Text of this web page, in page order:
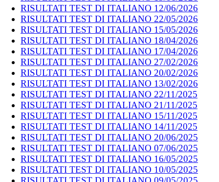
RISULTATI TEST DI ITALIANO 12/06/2026
RISULTATI TEST DI ITALIANO 22/05/2026
RISULTATI TEST DI ITALIANO 15/05/2026
RISULTATI TEST DI ITALIANO 18/04/2026
RISULTATI TEST DI ITALIANO 17/04/2026
RISULTATI TEST DI ITALIANO 27/02/2026
RISULTATI TEST DI ITALIANO 20/02/2026
RISULTATI TEST DI ITALIANO 13/02/2026
RISULTATI TEST DI ITALIANO 22/11/2025
RISULTATI TEST DI ITALIANO 21/11/2025
RISULTATI TEST DI ITALIANO 15/11/2025
RISULTATI TEST DI ITALIANO 14/11/2025
RISULTATI TEST DI ITALIANO 20/06/2025
RISULTATI TEST DI ITALIANO 07/06/2025
RISULTATI TEST DI ITALIANO 16/05/2025
RISULTATI TEST DI ITALIANO 10/05/2025